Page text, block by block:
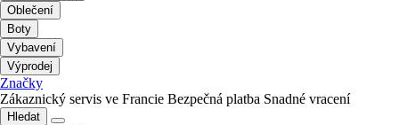
Oblečení
Boty
Vybavení
Výprodej
Značky
Zákaznický servis ve Francie Bezpečná platba Snadné vracení
Hledat